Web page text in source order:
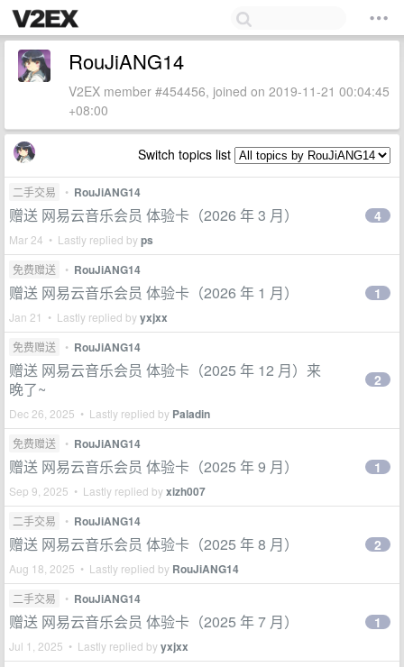
RouJiANG14
V2EX member #454456, joined on 2019-11-21 00:04:45
+08:00
Switch topics list
二手交易 • RouJiANG14
赠送 网易云音乐会员 体验卡（2026 年 3 月）
Mar 24 • Lastly replied byps
4
免费赠送 • RouJiANG14
赠送 网易云音乐会员 体验卡（2026 年 1 月）
Jan 21 • Lastly replied byyxjxx
1
免费赠送 • RouJiANG14
赠送 网易云音乐会员 体验卡（2025 年 12 月）来
晚了~
Dec 26, 2025 • Lastly replied by Paladin
2
免费赠送 • RouJiANG14
赠送 网易云音乐会员 体验卡（2025 年 9 月）
Sep 9, 2025 • Lastly replied byxizh007
1
二手交易 • RouJiANG14
赠送 网易云音乐会员 体验卡（2025 年 8 月）
Aug 18, 2025 • Lastly replied by RouJiANG14
2
二手交易 • RouJiANG14
赠送 网易云音乐会员 体验卡（2025 年 7 月）
Jul 1, 2025 • Lastly replied byyxjxx
1